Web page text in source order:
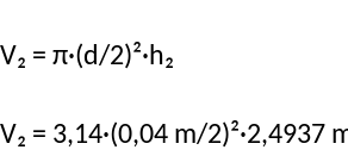
V₂ = π·(d/2)²·h₂
V₂ = 3,14·(0,04 m/2)²·2,4937